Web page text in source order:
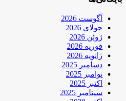
آگوست 2026
جولای 2026
ژوئن 2026
فوریه 2026
ژانویه 2026
دسامبر 2025
نوامبر 2025
اکتبر 2025
سپتامبر 2025